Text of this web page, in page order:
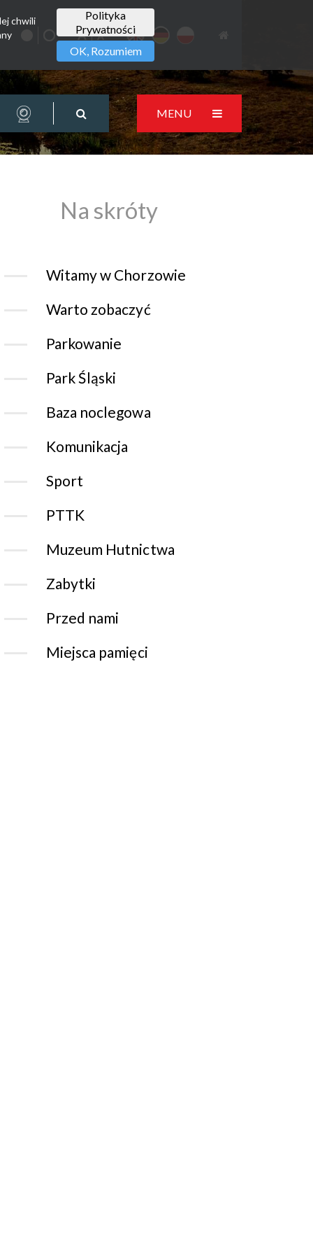
MENU
Na skróty
Witamy w Chorzowie
Warto zobaczyć
Parkowanie
Park Śląski
Baza noclegowa
Komunikacja
Sport
PTTK
Muzeum Hutnictwa
Zabytki
Przed nami
Miejsca pamięci
Polityka
Prywatności
OK, Rozumiem
chwili